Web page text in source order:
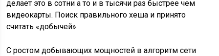
делает это в сотни а то и в тысячи раз быстрее чем
видеокарты. Поиск правильного хеша и принято
считать «добычей».
С ростом добывающих мощностей в алгоритм сети